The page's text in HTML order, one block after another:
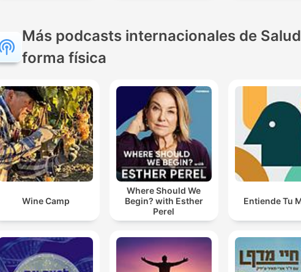
Más podcasts internacionales de
forma física
Wine Camp
Where Should We
Begin? with Esther
Perel
Entiende Tu